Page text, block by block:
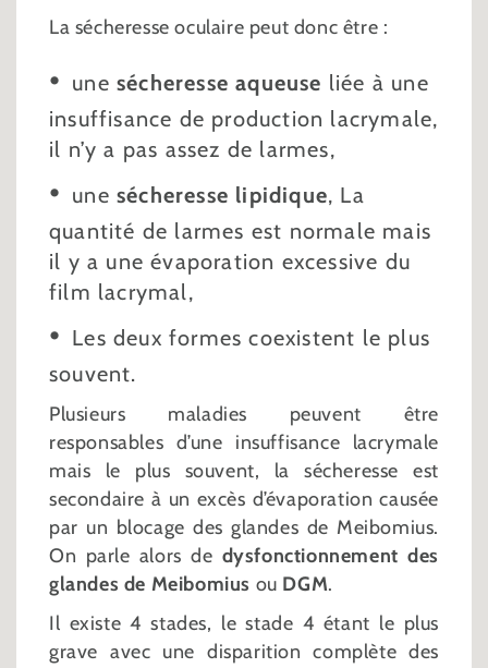
La sécheresse oculaire peut donc être :
unesécheresse aqueuse liée à une
insuffisance de production lacrymale,
il n’y a pas assez de larmes,
unesécheresse lipidique, La
quantité de larmes est normale mais
il y a une évaporation excessive du
film lacrymal,
Les deux formes coexistent le plus
souvent.
Plusieurs maladies peuvent être
responsables d’une insuffisance lacrymale
mais le plus souvent, la sécheresse est
secondaire à un excès d’évaporation causée
par un blocage des glandes de Meibomius.
On parle alors de dysfonctionnement des
glandes de Meibomius ou DGM.
Il existe 4 stades, le stade 4 étant le plus
grave avec une disparition complète des